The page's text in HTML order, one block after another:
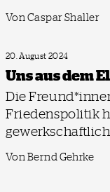
Von Caspar Shaller
20. August 2024
Uns aus dem
Die
Friedenspolitik
Von Bernd Gehrke